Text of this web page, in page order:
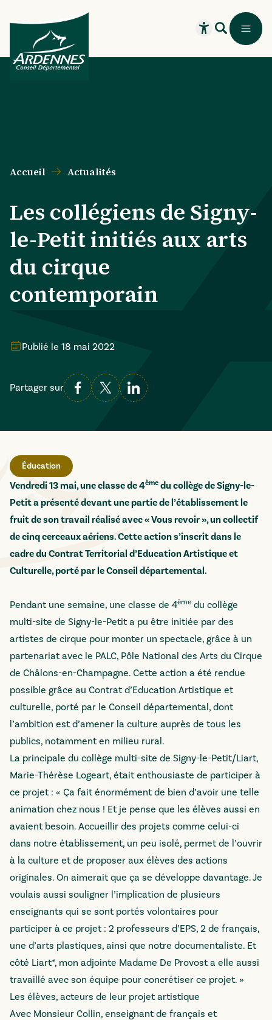
Recherche
Ouvrir leMenu
Accueil Actualités
Les collégiens de Signy-
le-Petit initiés aux arts
du cirque
contemporain
Publié le 18 mai 2022
Partager sur
Éducation
Vendredi 13 mai, une classe de 4ème du collège de Signy-le-
Petit a présenté devant une partie de l’établissement le
fruit de son travail réalisé avec « Vous revoir », un collectif
de cinq cerceaux aériens. Cette action s’inscrit dans le
cadre du Contrat Territorial d’Education Artistique et
Culturelle, porté par le Conseil départemental.
Pendant une semaine, une classe de 4ème du collège
multi-site de Signy-le-Petit a pu être initiée par des
artistes de cirque pour monter un spectacle, grâce à un
partenariat avec le PALC, Pôle National des Arts du Cirque
de Châlons-en-Champagne. Cette action a été rendue
possible grâce au Contrat d’Education Artistique et
culturelle, porté par le Conseil départemental, dont
l’ambition est d’amener la culture auprès de tous les
publics, notamment en milieu rural.
La principale du collège multi-site de Signy-le-Petit/Liart,
Marie-Thérèse Logeart, était enthousiaste de participer à
ce projet : « Ça fait énormément de bien d’avoir une telle
animation chez nous ! Et je pense que les élèves aussi en
avaient besoin. Accueillir des projets comme celui-ci
dans notre établissement, un peu isolé, permet de l’ouvrir
à la culture et de proposer aux élèves des actions
originales. On aimerait que ça se développe davantage. Je
voulais aussi souligner l’implication de plusieurs
enseignants qui se sont portés volontaires pour
participer à ce projet : 2 professeurs d’EPS, 2 de français,
une d’arts plastiques, ainsi que notre documentaliste. Et
côté Liart*, mon adjointe Madame De Provost a elle aussi
travaillé avec son équipe pour concrétiser ce projet. »
Les élèves, acteurs de leur projet artistique
Avec Monsieur Collin, enseignant de français et